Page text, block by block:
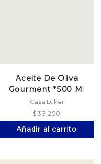
Aceite De Oliva
Gourment *500 Ml
Casa Luker
$33,250
Añadir al carrito